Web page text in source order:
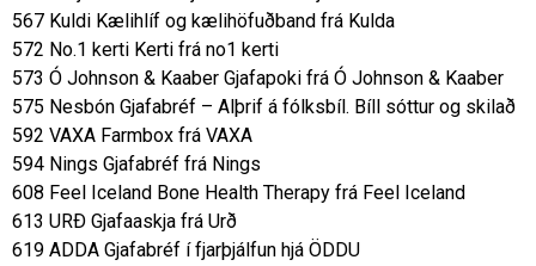
567 Kuldi Kælihlíf og kælihöfuðband frá Kulda
572 No.1 kerti Kerti frá no1 kerti
573 Ó Johnson & Kaaber Gjafapoki frá Ó Johnson & Kaaber
575 Nesbón Gjafabréf – Alþrif á fólksbíl. Bíll sóttur og skilað
592 VAXA Farmbox frá VAXA
594 Nings Gjafabréf frá Nings
608 Feel Iceland Bone Health Therapy frá Feel Iceland
613 URÐ Gjafaaskja frá Urð
619 ADDA Gjafabréf í fjarþjálfun hjá ÖDDU